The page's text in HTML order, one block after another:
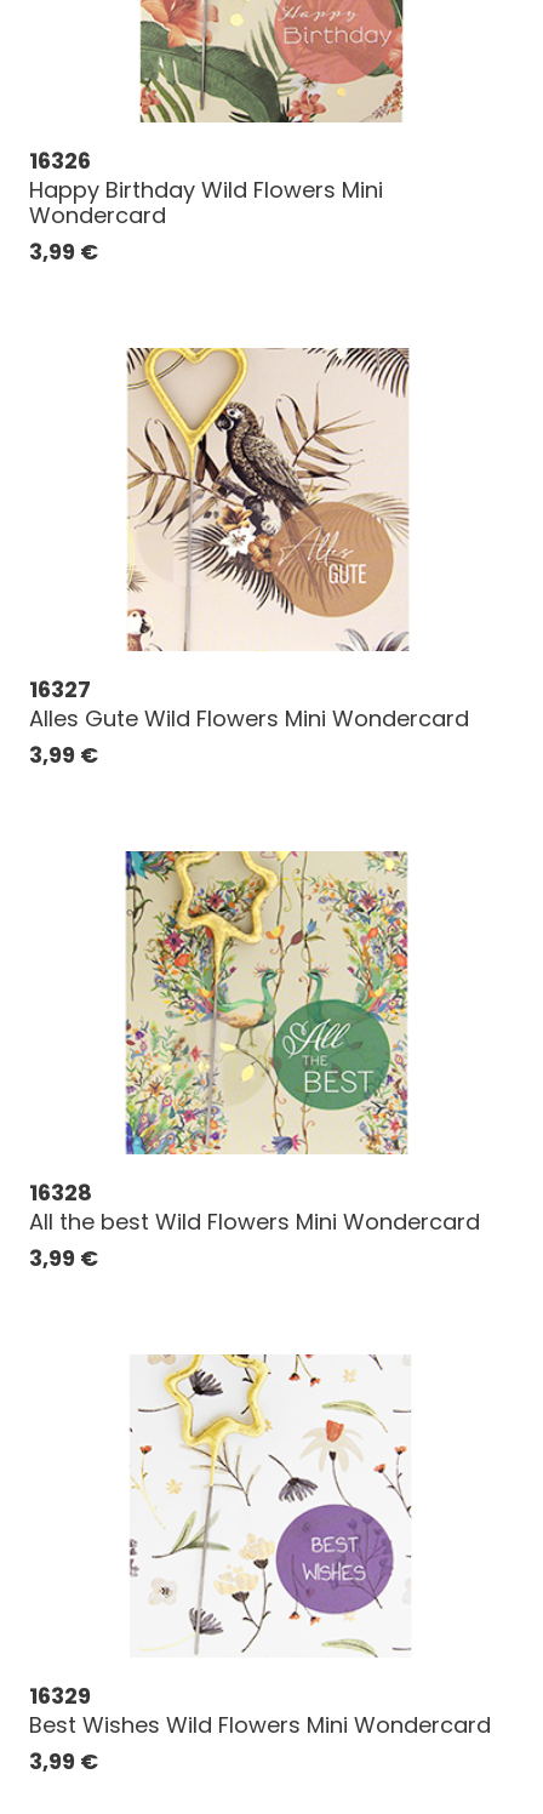
16326
Happy Birthday Wild Flowers Mini
Wondercard
3,99 €
16327
Alles Gute Wild Flowers Mini Wondercard
3,99 €
16328
All the best Wild Flowers Mini Wondercard
3,99 €
16329
Best Wishes Wild Flowers Mini Wondercard
3,99 €